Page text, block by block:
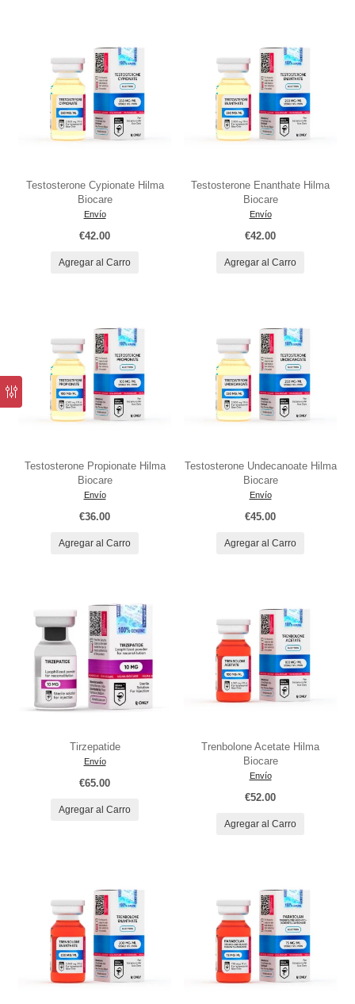
Testosterone Cypionate Hilma
Biocare
Envío
€42.00
Agregar al Carro
Testosterone Enanthate Hilma
Biocare
Envío
€42.00
Agregar al Carro
Testosterone Propionate Hilma
Biocare
Envío
€36.00
Agregar al Carro
Testosterone Undecanoate Hilma
Biocare
Envío
€45.00
Agregar al Carro
Tirzepatide
Envío
€65.00
Agregar al Carro
Trenbolone Acetate Hilma
Biocare
Envío
€52.00
Agregar al Carro